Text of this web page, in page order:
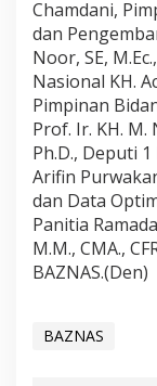
Chamdani,
dan
Noor, SE,
Nasional KH.
Pimpinan
Prof. Ir. KH. M.
Ph.D., Deputi
Arifin
dan Data
Panitia
M.M., CMA.,
BAZNAS.(Den)
BAZNAS